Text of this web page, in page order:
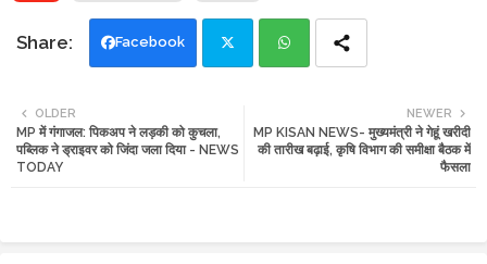
Facebook
tte ats
NEWER
MP KISAN NEWS- मुख्यमंत्री ने गेहूं खरीदी
की तारीख बढ़ाई, कृषि विभाग की समीक्षा बैठक में
फैसला
OLDER
MP में गंगाजल: पिकअप ने लड़की को कुचला,
पब्लिक ने ड्राइवर को जिंदा जला दिया - NEWS
TODAY